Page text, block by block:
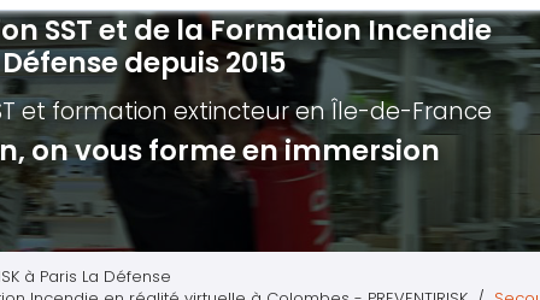
incendie - Guide et Serre file
de première intervention
Extincteurs
en réalité augmentée
Évacuation établissements de
Évacuation secteur tertiaire
Évacuation secteur industriel
SST et de la Formation Incendie
depuis 2015
et formation extincteuren Île-de-France
on vous forme en immersion
à Paris La Défense